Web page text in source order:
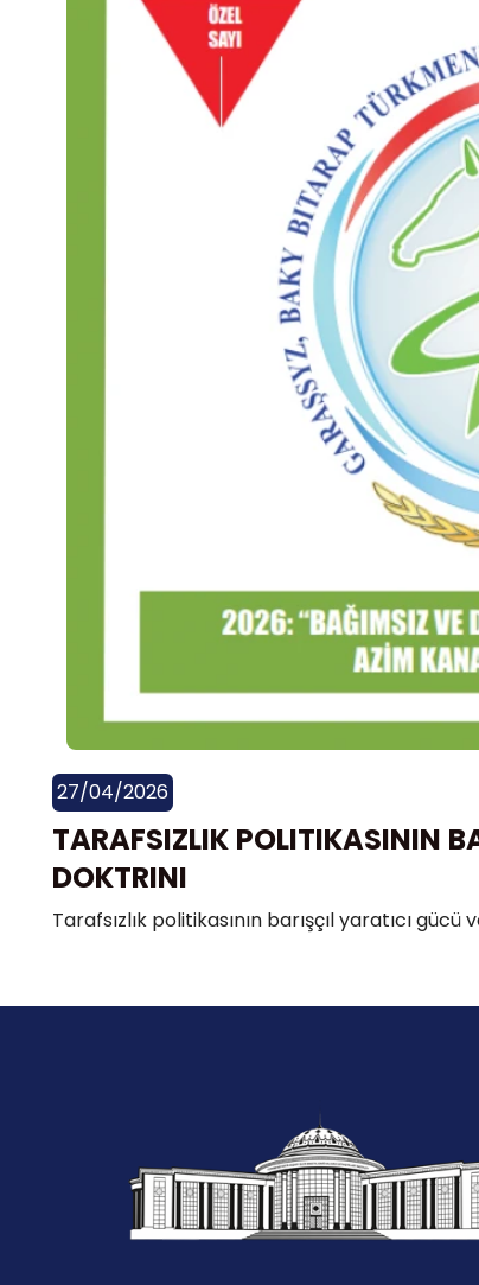
27/04/2026
TARAFSIZLIK POLITIKASININ
DOKTRINI
Tarafsızlık politikasının barışçıl yaratıcı gücü